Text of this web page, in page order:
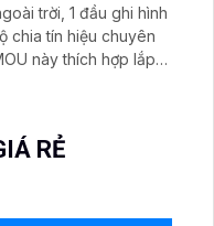
trời, 1 đầu ghi hình
chia tín hiệu chuyên
này thích hợp lắp
RẺ